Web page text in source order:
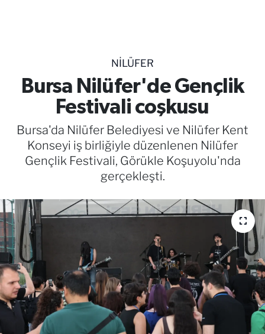
NILÜFER
Bursa Nilüfer'de Gençlik
Festivali coşkusu
Bursa'da Nilüfer Belediyesi ve Nilüfer Kent
Konseyi iş birliğiyle düzenlenen Nilüfer
Gençlik Festivali, Görükle Koşuyolu'nda
gerçekleşti.
RESMİ İLANLAR
Gencsesfm Canlı Dinle